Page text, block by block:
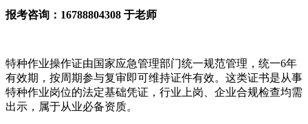
报考咨询：16788804308 于老师
特种作业操作证由国家应急管理部门统一规范管理，统一6年
有效期，按周期参与复审即可维持证件有效。这类证书是从事
特种作业岗位的法定基础凭证，行业上岗、企业合规检查均需
出示，属于从业必备资质。